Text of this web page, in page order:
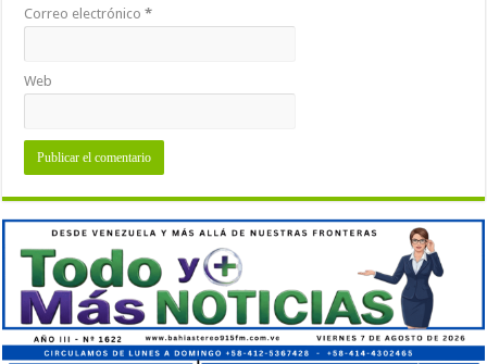
Correo electrónico*
Web